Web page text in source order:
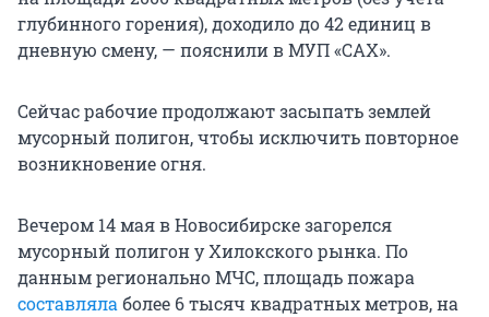
глубинного горения), доходило до 42 единиц в
дневную смену, — пояснили в МУП «САХ».
Сейчас рабочие продолжают засыпать землей
мусорный полигон, чтобы исключить повторное
возникновение огня.
Вечером 14 мая в Новосибирске загорелся
мусорный полигон у Хилокского рынка. По
данным регионально МЧС, площадь пожара
составлялаболее 6 тысяч квадратных метров, на